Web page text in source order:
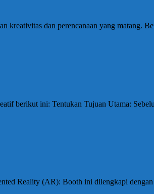
kreativitas dan perencanaan yang matang.
berikut ini: Tentukan Tujuan Utama:
Reality (AR): Booth ini dilengkapi